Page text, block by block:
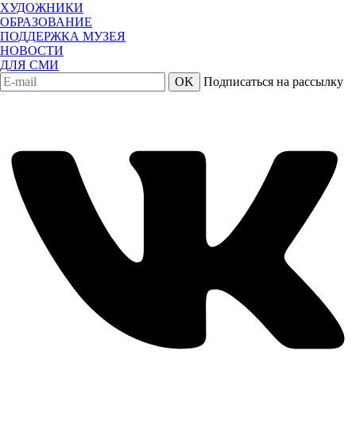
ХУДОЖНИКИ
ОБРАЗОВАНИЕ
ПОДДЕРЖКА МУЗЕЯ
НОВОСТИ
ДЛЯ СМИ
OK
Подписаться на рассылку